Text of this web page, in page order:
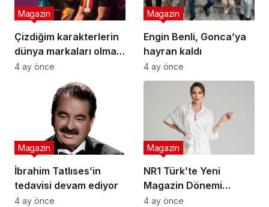
Çizdiğim karakterlerin
dünya markaları olması
en büyük hedefim
Magazin
4 ay önce
Engin Benli, Gonca’ya
hayran kaldı
Magazin
4 ay önce
İbrahim Tatlıses’in
tedavisi devam ediyor
Magazin
4 ay önce
NR1 Türk’te Yeni
Magazin Dönemi
Başlıyor: Ünlü Model ve
Magazin
4 ay önce